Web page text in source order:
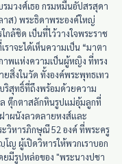
มวงศ์เธอ กรมหมื่นอัปสรสุดา
าส) พระธิดาพระองค์ใหญ่
กล้ชิด เป็นที่ไว้วางใจพระราช
าจะได้เห็นความเป็น “มาตา
าพแห่งความเป็นผู้หญิง ที่ทรง
สิ่งในวัด ทั้งองค์พระพุทธเทว
ริสุทธิ์ที่ถึงพร้อมด้วยความ
ตุ๊กตาสลักหินรูปแม่อุ้มลูกที่
าผนังลวดลายหงส์และ
วิหารภิกษุณี 52 องค์ ที่พระครู
ผู้เปิดวิหารให้พวกเราบอก
ยมีรูปหล่อของ "พระนางปชา